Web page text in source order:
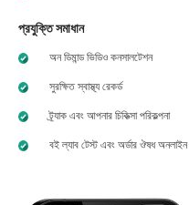
প্রযুক্তি সমাধান
অন ডিমান্ড ভিডিও কনসালটেশন
সুরক্ষিত স্বাস্থ্য রেকর্ড
ট্র্যাক এবং আপনার চিকিত্সা পরিকল্পনা
বই ল্যাব টেস্ট এবং অর্ডার ঔষধ অনলাইন